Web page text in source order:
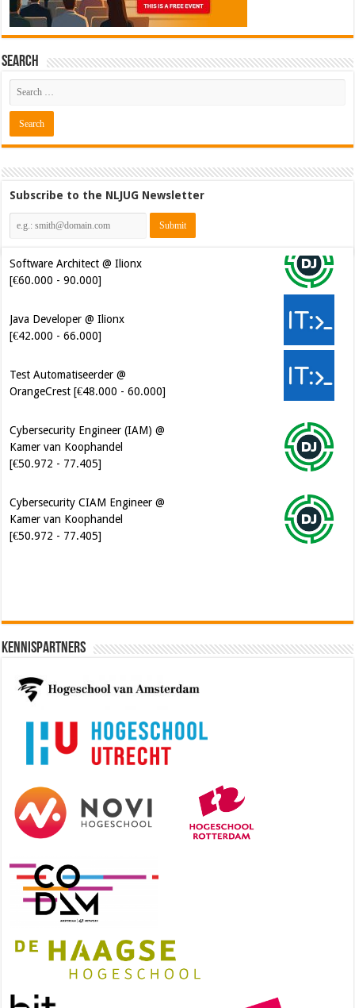
Search
Subscribe to the NLJUG Newsletter
Java Developer @ Ilionx
[€42.000 - 66.000]
Test Automatiseerder @
OrangeCrest [€48.000 - 60.000]
Cybersecurity Engineer (IAM) @
Kamer van Koophandel
Cybersecurity CIAM Engineer @
Kamer van Koophandel
Software Architect @ Ilionx
[€60.000 - 90.000]
Kennispartners